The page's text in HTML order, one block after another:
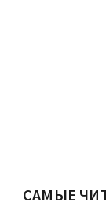
САМЫЕ